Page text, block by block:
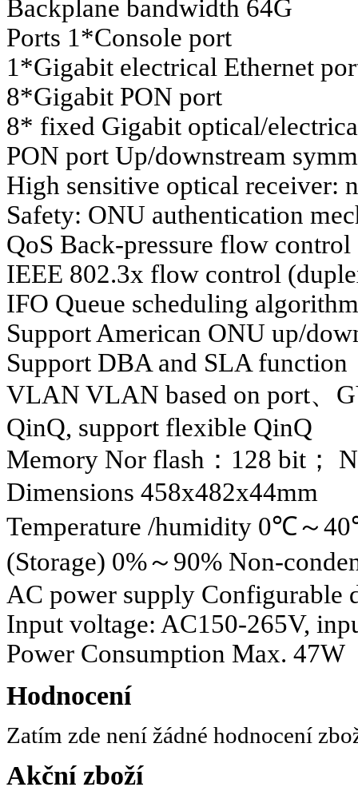
Backplane bandwidth 64G
Ports 1*Console port
1*Gigabit electrical Ethernet
8*Gigabit PON port
8* fixed Gigabit optical/
PON port Up/downstream
High sensitive optical receiver:
Safety: ONU authentication
QoS Back-pressure flow
IEEE 802.3x flow control
IFO Queue scheduling
Support American ONU up/
Support DBA and SLA function
VLAN VLAN based on port、
QinQ, support flexible QinQ
Memory Nor flash：128 bit；
Dimensions 458x482x44mm
Temperature /humidity 0℃～
(Storage) 0%～90% Non-
AC power supply Configurable
Input voltage: AC150-265V,
Power Consumption Max. 47W
Hodnocení
Zatím zde není žádné hodnocení
Akční zboží